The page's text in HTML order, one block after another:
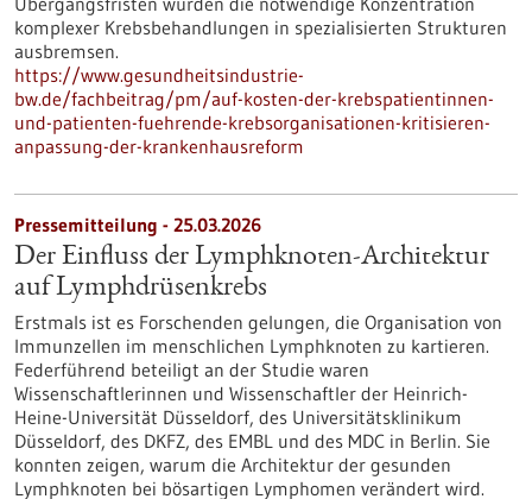
komplexer Krebsbehandlungen in spezialisierten Strukturen
ausbremsen.
https://www.gesundheitsindustrie-
bw.de/fachbeitrag/pm/auf-kosten-der-krebspatientinnen-
und-patienten-fuehrende-krebsorganisationen-kritisieren-
anpassung-der-krankenhausreform
Pressemitteilung - 25.03.2026
Der Einfluss der Lymphknoten-Architektur
auf Lymphdrüsenkrebs
Erstmals ist es Forschenden gelungen, die Organisation von
Immunzellen im menschlichen Lymphknoten zu kartieren.
Federführend beteiligt an der Studie waren
Wissenschaftlerinnen und Wissenschaftler der Heinrich-
Heine-Universität Düsseldorf, des Universitätsklinikum
Düsseldorf, des DKFZ, des EMBL und des MDC in Berlin. Sie
konnten zeigen, warum die Architektur der gesunden
Lymphknoten bei bösartigen Lymphomen verändert wird.